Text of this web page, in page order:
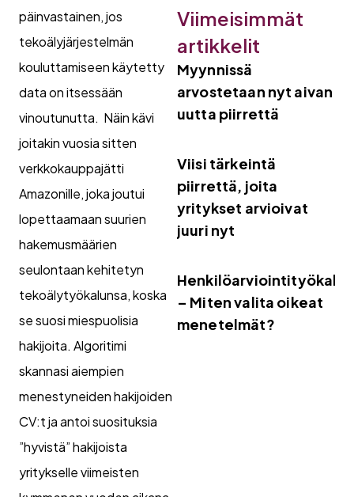
päinvastainen, jos
tekoälyjärjestelmän
kouluttamiseen käytetty
data on itsessään
vinoutunutta. Näin kävi
joitakin vuosia sitten
verkkokauppajätti
Amazonille, joka joutui
lopettaamaan suurien
hakemusmäärien
seulontaan kehitetyn
tekoälytyökalunsa, koska
se suosi miespuolisia
hakijoita. Algoritimi
skannasi aiempien
menestyneiden hakijoiden
CV:t ja antoi suosituksia
”hyvistä” hakijoista
yritykselle viimeisten
Viimeisimmät
artikkelit
Myynnissä
arvostetaan nyt aivan
uutta piirrettä
Viisi tärkeintä
piirrettä, joita
yritykset arvioivat
juuri nyt
Henkilöarviointityökalut
– Miten valita oikeat
menetelmät?